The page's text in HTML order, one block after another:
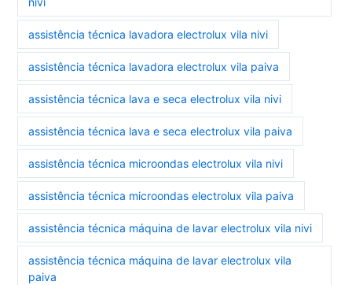
assistência técnica lavadora electrolux vila nivi
assistência técnica lavadora electrolux vila paiva
assistência técnica lava e seca electrolux vila nivi
assistência técnica lava e seca electrolux vila paiva
assistência técnica microondas electrolux vila nivi
assistência técnica microondas electrolux vila paiva
assistência técnica máquina de lavar electrolux vila nivi
assistência técnica máquina de lavar electrolux vila
paiva